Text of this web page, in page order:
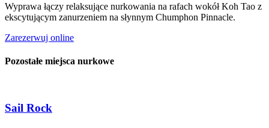
Wyprawa łączy relaksujące nurkowania na rafach wokół Koh Tao z
ekscytującym zanurzeniem na słynnym Chumphon Pinnacle.
Zarezerwuj online
Pozostałe miejsca nurkowe
Sail Rock